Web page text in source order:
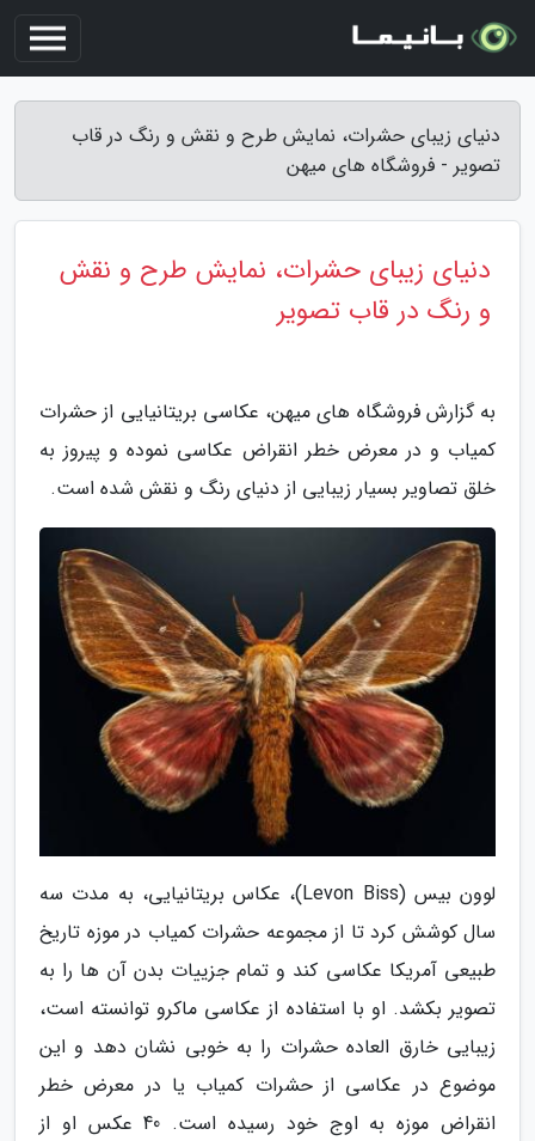
دنیای زیبای حشرات، نمایش طرح و نقش و رنگ در قاب
تصویر - فروشگاه های میهن
دنیای زیبای حشرات، نمایش طرح و نقش
و رنگ در قاب تصویر
به گزارش فروشگاه های میهن، عکاسی بریتانیایی از حشرات
کمیاب و در معرض خطر انقراض عکاسی نموده و پیروز به
خلق تصاویر بسیار زیبایی از دنیای رنگ و نقش شده است.
لوون بیس (Levon Biss)، عکاس بریتانیایی، به مدت سه
سال کوشش کرد تا از مجموعه حشرات کمیاب در موزه تاریخ
طبیعی آمریکا عکاسی کند و تمام جزییات بدن آن ها را به
تصویر بکشد. او با استفاده از عکاسی ماکرو توانسته است،
زیبایی خارق العاده حشرات را به خوبی نشان دهد و این
موضوع در عکاسی از حشرات کمیاب یا در معرض خطر
انقراض موزه به اوج خود رسیده است. 40 عکس او از